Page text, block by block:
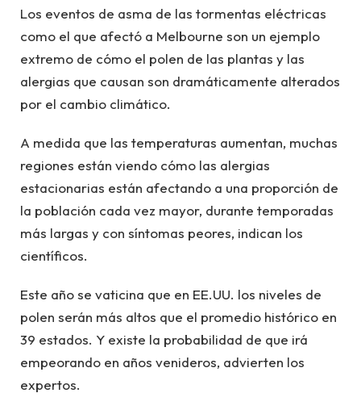
Los eventos de asma de las tormentas eléctricas
como el que afectó a Melbourne son un ejemplo
extremo de cómo el polen de las plantas y las
alergias que causan son dramáticamente alterados
por el cambio climático.
A medida que las temperaturas aumentan, muchas
regiones están viendo cómo las alergias
estacionarias están afectando a una proporción de
la población cada vez mayor, durante temporadas
más largas y con síntomas peores, indican los
científicos.
Este año se vaticina que en EE.UU. los niveles de
polen serán más altos que el promedio histórico en
39 estados. Y existe la probabilidad de que irá
empeorando en años venideros, advierten los
expertos.